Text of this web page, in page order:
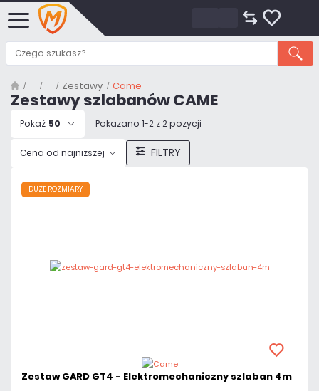
Zestawy Came
Zestawy szlabanów CAME
Pokaż 50 Pokazano 1-2 z 2 pozycji
Cena od najniższej FILTRY
DUŻE ROZMIARY
Zestaw GARD GT4 - Elektromechaniczny szlaban 4m